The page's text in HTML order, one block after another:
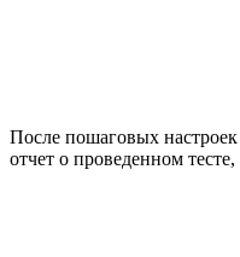
После пошаговых
отчет о проведенном